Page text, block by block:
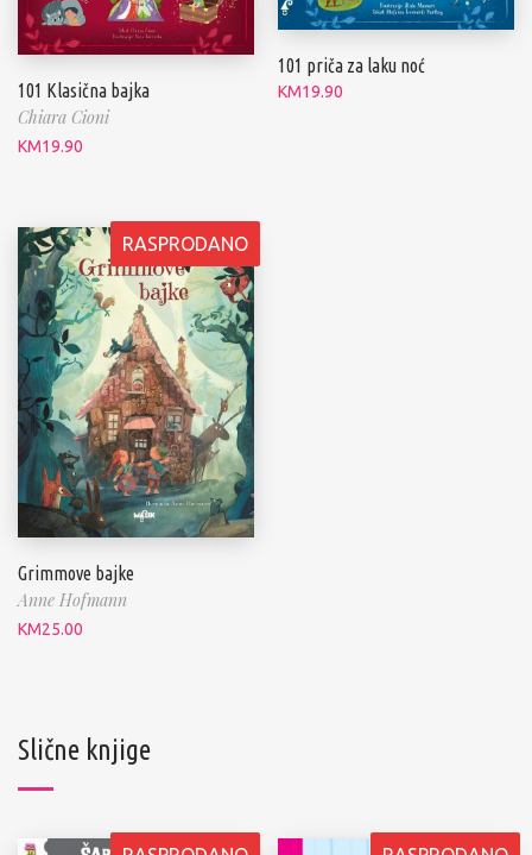
101 Klasična bajka
Chiara Cioni
KM19.90
101 priča za laku noć
KM19.90
RASPRODANO
Grimmove bajke
Anne Hofmann
KM25.00
Slične knjige